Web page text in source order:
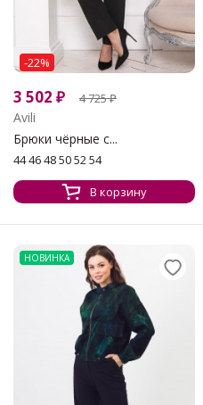
-22%
3 502 ₽ 4 725₽
Avili
Брюки чёрные с...
44 46 48 50 52 54
В корзину
НОВИНКА